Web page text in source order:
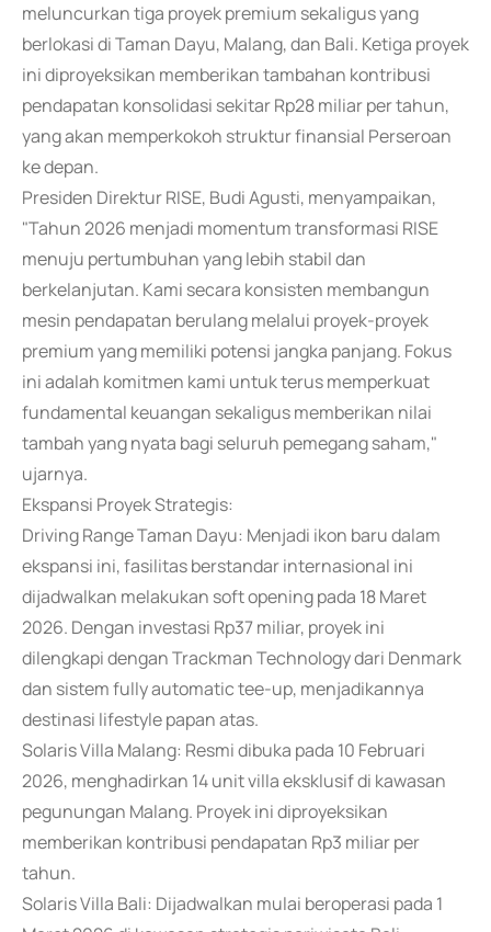
meluncurkan tiga proyek premium sekaligus yang
berlokasi di Taman Dayu, Malang, dan Bali. Ketiga proyek
ini diproyeksikan memberikan tambahan kontribusi
pendapatan konsolidasi sekitar Rp28 miliar per tahun,
yang akan memperkokoh struktur finansial Perseroan
ke depan.
Presiden Direktur RISE, Budi Agusti, menyampaikan,
"Tahun 2026 menjadi momentum transformasi RISE
menuju pertumbuhan yang lebih stabil dan
berkelanjutan. Kami secara konsisten membangun
mesin pendapatan berulang melalui proyek-proyek
premium yang memiliki potensi jangka panjang. Fokus
ini adalah komitmen kami untuk terus memperkuat
fundamental keuangan sekaligus memberikan nilai
tambah yang nyata bagi seluruh pemegang saham,"
ujarnya.
Ekspansi Proyek Strategis:
Driving Range Taman Dayu: Menjadi ikon baru dalam
ekspansi ini, fasilitas berstandar internasional ini
dijadwalkan melakukan soft opening pada 18 Maret
2026. Dengan investasi Rp37 miliar, proyek ini
dilengkapi dengan Trackman Technology dari Denmark
dan sistem fully automatic tee-up, menjadikannya
destinasi lifestyle papan atas.
Solaris Villa Malang: Resmi dibuka pada 10 Februari
2026, menghadirkan 14 unit villa eksklusif di kawasan
pegunungan Malang. Proyek ini diproyeksikan
memberikan kontribusi pendapatan Rp3 miliar per
tahun.
Solaris Villa Bali: Dijadwalkan mulai beroperasi pada 1